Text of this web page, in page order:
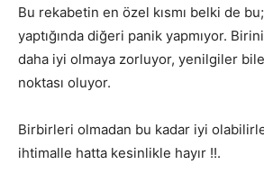
Bu rekabetin en özel kısmı belki de
yaptığında diğeri panik yapmıyor.
daha iyi olmaya zorluyor, yenilgiler bile
noktası oluyor.
Birbirleri olmadan bu kadar iyi
ihtimalle hatta kesinlikle hayır !!.